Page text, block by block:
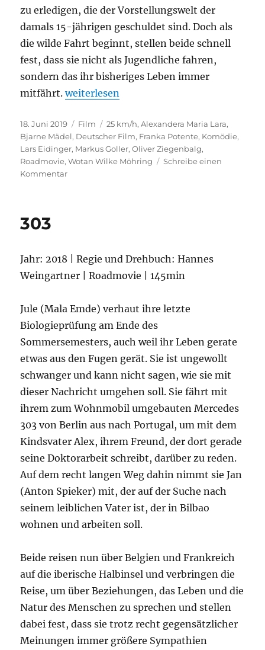
zu erledigen, die der Vorstellungswelt der
damals 15-jährigen geschuldet sind. Doch als
die wilde Fahrt beginnt, stellen beide schnell
fest, dass sie nicht als Jugendliche fahren,
sondern das ihr bisheriges Leben immer
mitfährt.„25 km/h“
weiterlesen
Veröffentlicht
am
18. Juni 2019 Kategorien
Film Schlagwörter
25 km/h,Alexandera Maria Lara,
Bjarne Mädel, Deutscher Film, Franka Potente, Komödie,
Lars Eidinger, Markus Goller,Oliver Ziegenbalg,
Roadmovie,Wotan Wilke Möhring
Schreibe einen
Kommentarzu
303
Jahr: 2018 | Regie und Drehbuch: Hannes
Weingartner | Roadmovie | 145min
Jule (Mala Emde) verhaut ihre letzte
Biologieprüfung am Ende des
Sommersemesters, auch weil ihr Leben gerate
etwas aus den Fugen gerät. Sie ist ungewollt
schwanger und kann nicht sagen, wie sie mit
dieser Nachricht umgehen soll. Sie fährt mit
ihrem zum Wohnmobil umgebauten Mercedes
303 von Berlin aus nach Portugal, um mit dem
Kindsvater Alex, ihrem Freund, der dort gerade
seine Doktorarbeit schreibt, darüber zu reden.
Auf dem recht langen Weg dahin nimmt sie Jan
(Anton Spieker) mit, der auf der Suche nach
seinem leiblichen Vater ist, der in Bilbao
wohnen und arbeiten soll.
Beide reisen nun über Belgien und Frankreich
auf die iberische Halbinsel und verbringen die
Reise, um über Beziehungen, das Leben und die
Natur des Menschen zu sprechen und stellen
dabei fest, dass sie trotz recht gegensätzlicher
Meinungen immer größere Sympathien